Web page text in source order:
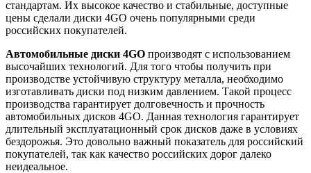
стандартам. Их высокое качество и стабильные, доступные
цены сделали диски 4GO очень популярными среди
российских покупателей.
Автомобильные диски 4GO производят с использованием
высочайших технологий. Для того чтобы получить при
производстве устойчивую структуру металла, необходимо
изготавливать диски под низким давлением. Такой процесс
производства гарантирует долговечность и прочность
автомобильных дисков 4GO. Данная технология гарантирует
длительный эксплуатационный срок дисков даже в условиях
бездорожья. Это довольно важный показатель для российский
покупателей, так как качество российских дорог далеко
неидеальное.